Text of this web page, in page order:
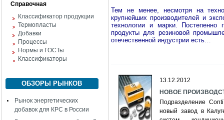
Справочная
Классификатор продукции
Термопласты
Добавки
Процессы
Нормы и ГОСТы
Классификаторы
ОБЗОРЫ РЫНКОВ
Рынок энергетических
добавок для КРС в России
Тем не менее, несмотря на
крупнейших производителей и
технологии и марки.
продукты для резиновой
отечественной индустрии есть…
13.12.2012
НОВОЕ
Подразделение
новый завод в